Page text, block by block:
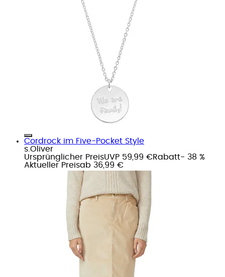
Cordrock im Five-Pocket Style
s.Oliver
Ursprünglicher PreisUVP 59,99 €Rabatt- 38 %
Aktueller Preisab 36,99 €